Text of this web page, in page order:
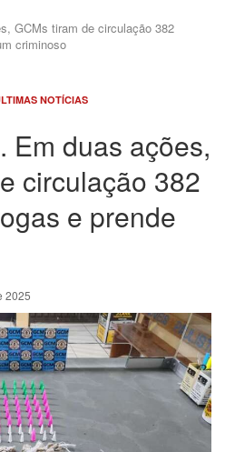
GCMs tiram de circulação 382
criminoso
NOTÍCIAS
Em duas ações,
circulação 382
e prende
2025